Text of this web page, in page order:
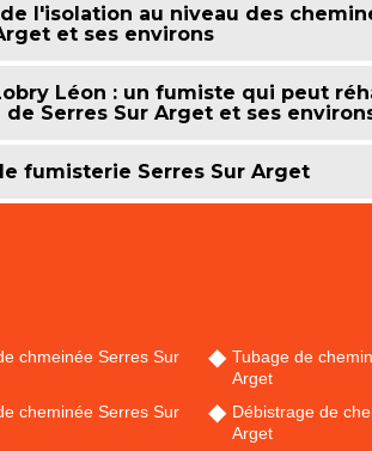
l'isolation au niveau des
et ses environs
Léon : un fumiste qui peut
de Serres Sur Arget et ses
fumisterie Serres Sur Arget
chmeinée Serres Sur
cheminée Serres Sur
Tubage de
Arget
Débistrage de
Arget